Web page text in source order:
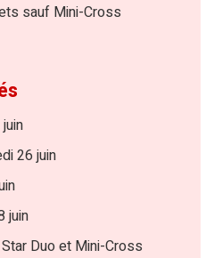
sauf Mini-Cross
26 juin
juin
Duo et Mini-Cross